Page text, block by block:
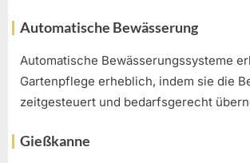
Automatische Bewässerung
Automatische Bewässerungssysteme
Gartenpflege erheblich, indem sie die
zeitgesteuert und bedarfsgerecht
Gießkanne